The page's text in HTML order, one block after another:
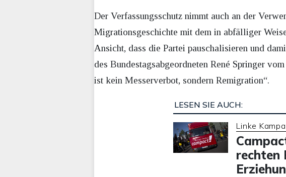
Der Verfassungsschutz nimmt auch an der
Migrationsgeschichte mit dem in abfälliger
Ansicht, dass die Partei pauschalisieren und
des Bundestagsabgeordneten René Springer
ist kein Messerverbot, sondern Remigration“.
LESEN SIE AUCH:
Linke
rechten